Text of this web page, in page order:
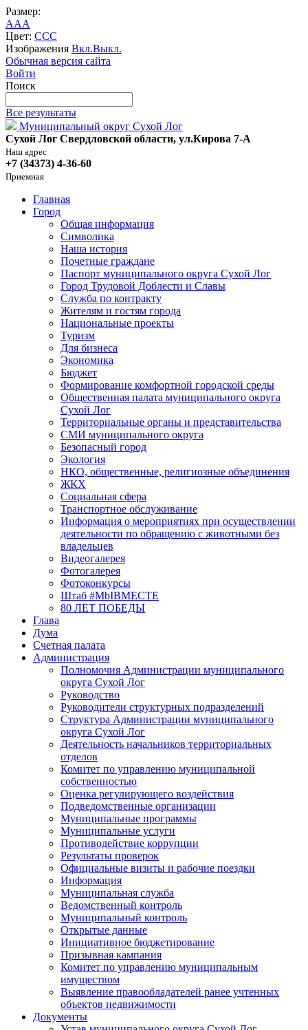
Размер:
AAA
Цвет: CCC
Изображения Вкл.Выкл.
Обычная версия сайта
Войти
Поиск
Все результаты
Муниципальный округ Сухой Лог
Сухой Лог Свердловской области, ул.Кирова 7-А
Наш адрес
+7 (34373) 4-36-60
Приемная
Главная
Город
Общая информация
Символика
Наша история
Почетные граждане
Паспорт муниципального округа Сухой Лог
Город Трудовой Доблести и Славы
Служба по контракту
Жителям и гостям города
Национальные проекты
Туризм
Для бизнеса
Экономика
Бюджет
Формирование комфортной городской среды
Общественная палата муниципального округа
Сухой Лог
Территориальные органы и представительства
СМИ муниципального округа
Безопасный город
Экология
НКО, общественные, религиозные объединения
ЖКХ
Социальная сфера
Транспортное обслуживание
Информация о мероприятиях при осуществлении
деятельности по обращению с животными без
владельцев
Видеогалерея
Фотогалерея
Фотоконкурсы
Штаб #MbIBMECTE
80 ЛЕТ ПОБЕДЫ
Глава
Дума
Счетная палата
Администрация
Полномочия Администрации муниципального
округа Сухой Лог
Руководство
Руководители структурных подразделений
Структура Администрации муниципального
округа Сухой Лог
Деятельность начальников территориальных
отделов
Комитет по управлению муниципальной
собственностью
Оценка регулирующего воздействия
Подведомственные организации
Муниципальные программы
Муниципальные услуги
Противодействие коррупции
Результаты проверок
Официальные визиты и рабочие поездки
Информация
Муниципальная служба
Ведомственный контроль
Муниципальный контроль
Открытые данные
Инициативное бюджетирование
Призывная кампания
Комитет по управлению муниципальным
имуществом
Выявление правообладателей ранее учтенных
объектов недвижимости
Документы